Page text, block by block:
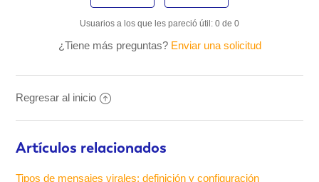
Usuarios a los que les pareció útil: 0 de 0
¿Tiene más preguntas? Enviar una solicitud
Regresar al inicio
Artículos relacionados
Tipos de mensajes virales: definición y configuración